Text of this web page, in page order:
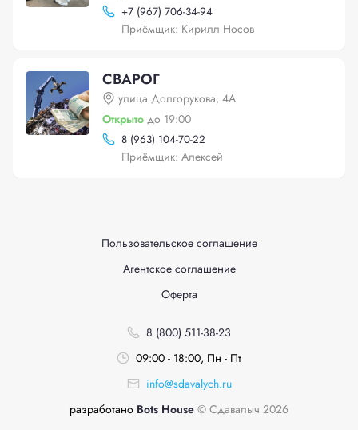
+7 (967) 706-34-94
Приёмщик: Кирилл Носов
СВАРОГ
улица Долгорукова, 4А
Открыто до 19:00
8 (963) 104-70-22
Приёмщик: Алексей
Пользовательское соглашение
Агентское соглашение
Оферта
8 (800) 511-38-23
09:00 - 18:00, Пн - Пт
info@sdavalych.ru
разработано Bots House © Сдавалыч 2026